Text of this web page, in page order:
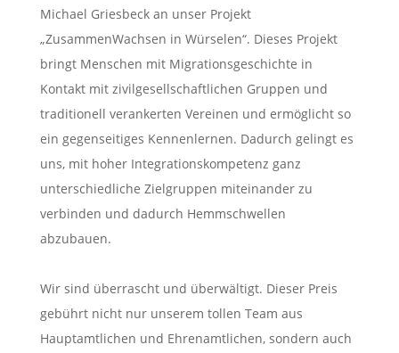
Michael Griesbeck an unser Projekt
„ZusammenWachsen in Würselen“. Dieses Projekt
bringt Menschen mit Migrationsgeschichte in
Kontakt mit zivilgesellschaftlichen Gruppen und
traditionell verankerten Vereinen und ermöglicht so
ein gegenseitiges Kennenlernen. Dadurch gelingt es
uns, mit hoher Integrationskompetenz ganz
unterschiedliche Zielgruppen miteinander zu
verbinden und dadurch Hemmschwellen
abzubauen.
Wir sind überrascht und überwältigt. Dieser Preis
gebührt nicht nur unserem tollen Team aus
Hauptamtlichen und Ehrenamtlichen, sondern auch